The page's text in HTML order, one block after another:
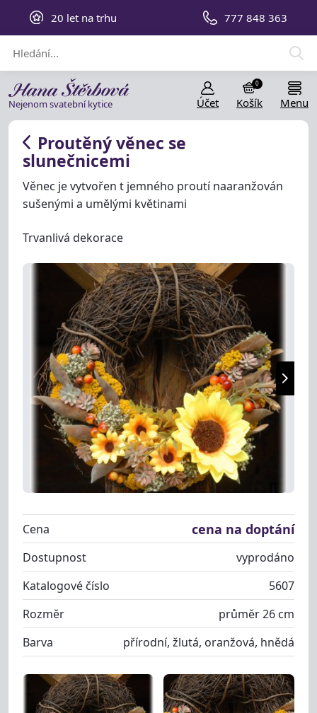
20 let na trhu 777 848 363
Nejenom svatební kytice Účet Košík
0
Menu
Proutěný věnec se
slunečnicemi
Věnec je vytvořen t jemného proutí naaranžován
sušenými a umělými květinami
Trvanlivá dekorace
Cena cena na doptání
Dostupnost
vyprodáno
Katalogové číslo
5607
Rozměr
průměr 26 cm
Barva
přírodní, žlutá, oranžová, hnědá